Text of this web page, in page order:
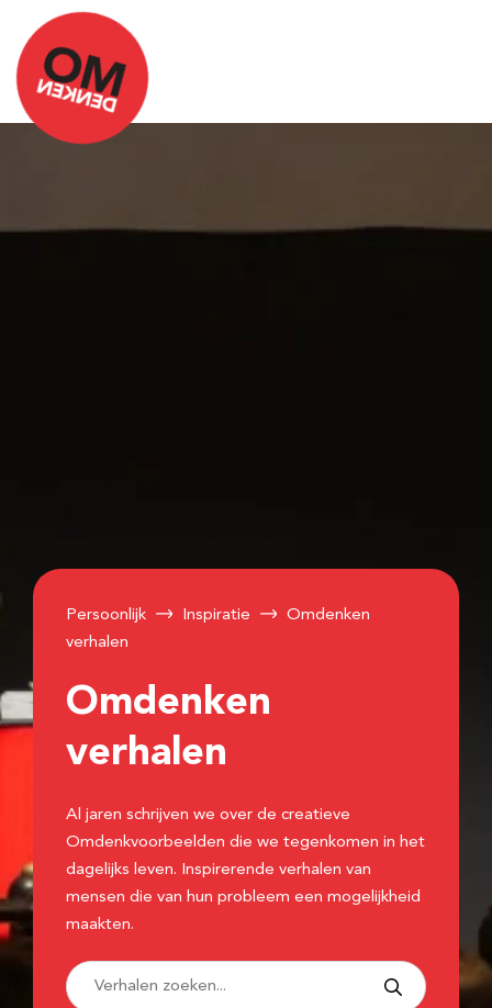
Persoonlijk Inspiratie
Omdenken
verhalen
Omdenken
verhalen
Al jaren schrijven we over de creatieve
Omdenkvoorbeelden die we tegenkomen in het
dagelijks leven. Inspirerende verhalen van
mensen die van hun probleem een mogelijkheid
maakten.